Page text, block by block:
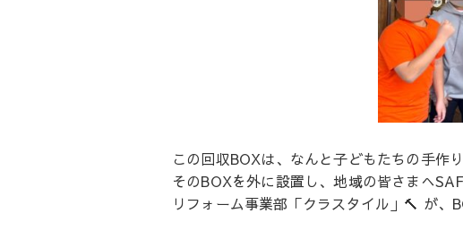
この回収BOXは、なんと子どもたちの手作
そのBOXを外に設置し、地域の皆さまへ
リフォーム事業部「クラスタイル」🔨 が、